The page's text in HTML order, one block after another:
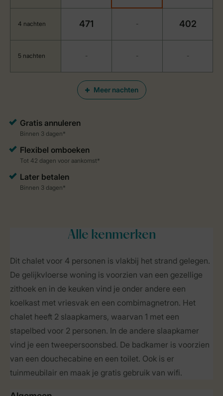
Meer nachten
4 nachten 471 - 402
5 nachten - - -
Alle kenmerken
Dit chalet voor 4 personen is vlakbij het strand gelegen.
De gelijkvloerse woning is voorzien van een gezellige
zithoek en in de keuken vind je onder andere een
koelkast met vriesvak en een combimagnetron. Het
chalet heeft 2 slaapkamers, waarvan 1 met een
stapelbed voor 2 personen. In de andere slaapkamer
vind je een tweepersoonsbed. De badkamer is voorzien
van een douchecabine en een toilet. Ook is er
tuinmeubilair en maak je gratis gebruik van wifi.